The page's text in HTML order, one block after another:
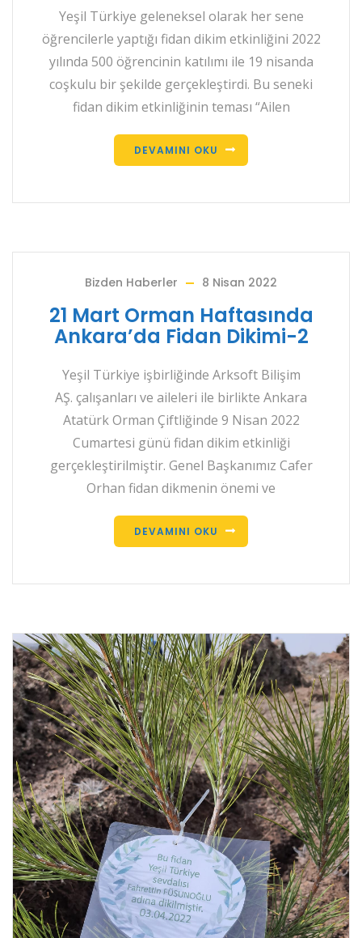
Yeşil Türkiye geleneksel olarak her sene
öğrencilerle yaptığı fidan dikim etkinliğini 2022
yılında 500 öğrencinin katılımı ile 19 nisanda
coşkulu bir şekilde gerçekleştirdi. Bu seneki
fidan dikim etkinliğinin teması “Ailen
DEVAMINI OKU
Bizden Haberler 8 Nisan 2022
21 Mart Orman Haftasında
Ankara’da Fidan Dikimi-2
Yeşil Türkiye işbirliğinde Arksoft Bilişim
AŞ. çalışanları ve aileleri ile birlikte Ankara
Atatürk Orman Çiftliğinde 9 Nisan 2022
Cumartesi günü fidan dikim etkinliği
gerçekleştirilmiştir. Genel Başkanımız Cafer
Orhan fidan dikmenin önemi ve
DEVAMINI OKU